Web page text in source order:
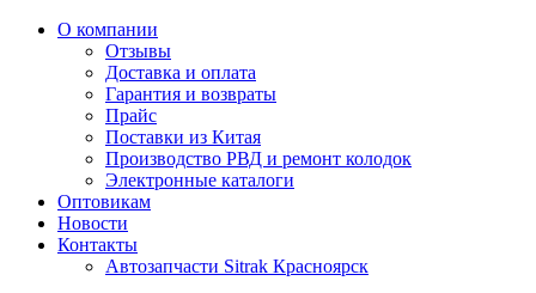
О компании
Отзывы
Доставка и оплата
Гарантия и возвраты
Прайс
Поставки из Китая
Производство РВД и ремонт колодок
Электронные каталоги
Оптовикам
Новости
Контакты
Автозапчасти Sitrak Красноярск